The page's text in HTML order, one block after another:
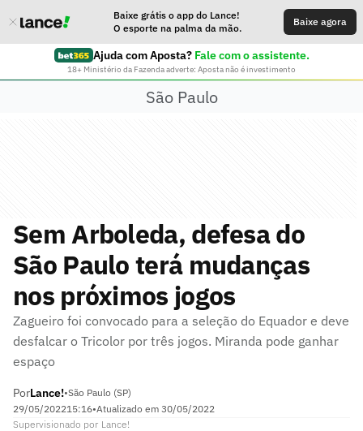
Baixe grátis o app do Lance!
O esporte na palma da mão.
Baixe agora
Ajuda com Aposta? Fale com o assistente.
18+ Ministério da Fazenda adverte: Aposta não é investimento
São Paulo
Sem Arboleda, defesa do
São Paulo terá mudanças
nos próximos jogos
Zagueiro foi convocado para a seleção do Equador e deve
desfalcar o Tricolor por três jogos. Miranda pode ganhar
espaço
PorLance!•São Paulo (SP)
29/05/202215:16•Atualizado em 30/05/2022
Supervisionado por Lance!